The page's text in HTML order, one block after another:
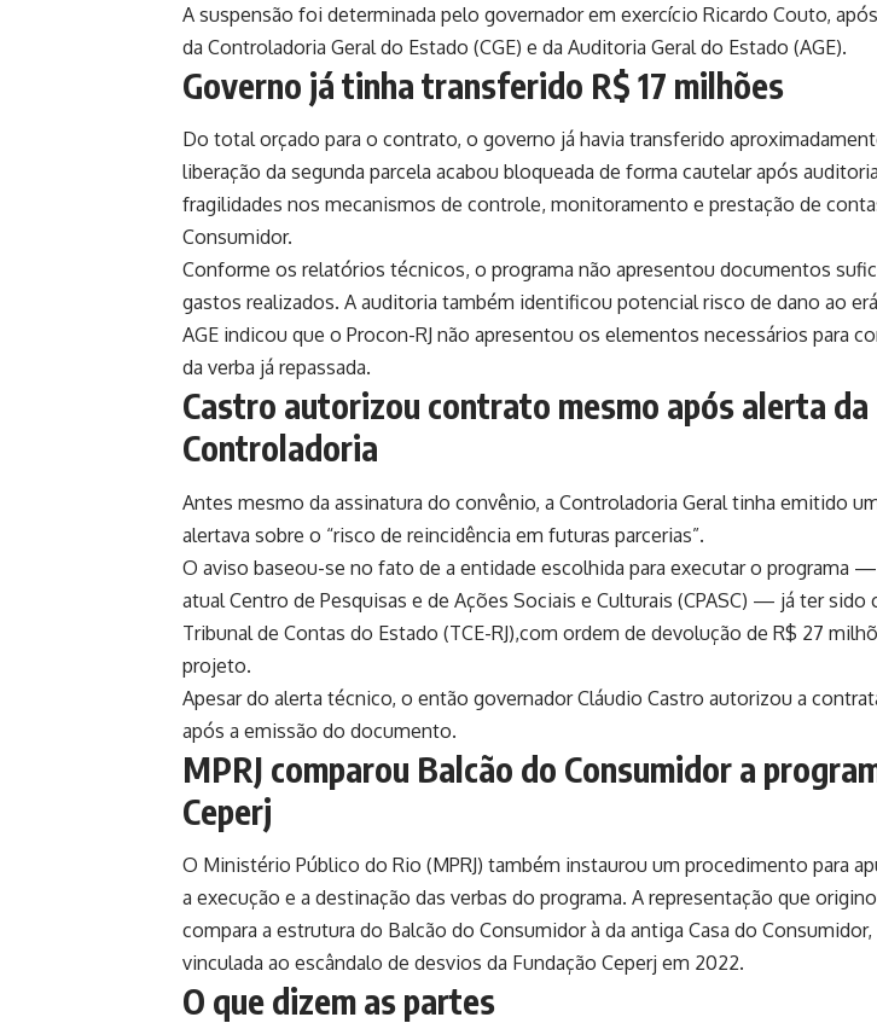
A suspensão foi determinada pelo governador em exercício Ricardo Couto,
da Controladoria Geral do Estado (CGE) e da Auditoria Geral do Estado (AGE).
Governo já tinha transferido R$ 17 milhões
Do total orçado para o contrato, o governo já havia transferido
liberação da segunda parcela acabou bloqueada de forma cautelar após
fragilidades nos mecanismos de controle, monitoramento e prestação de
Consumidor.
Conforme os relatórios técnicos, o programa não apresentou documentos
gastos realizados. A auditoria também identificou potencial risco de dano ao
AGE indicou que o Procon-RJ não apresentou os elementos necessários para
da verba já repassada.
Castro autorizou contrato mesmo após alerta da
Controladoria
Antes mesmo da assinatura do convênio, a Controladoria Geral tinha emitido
alertava sobre o “risco de reincidência em futuras parcerias”.
O aviso baseou-se no fato de a entidade escolhida para executar o programa
atual Centro de Pesquisas e de Ações Sociais e Culturais (CPASC) — já ter sido
Tribunal de Contas do Estado (TCE-RJ),com ordem de devolução de R$ 27
projeto.
Apesar do alerta técnico, o então governador Cláudio Castro autorizou a
após a emissão do documento.
MPRJ comparou Balcão do Consumidor a
Ceperj
O Ministério Público do Rio (MPRJ) também instaurou um procedimento para
a execução e a destinação das verbas do programa. A representação que
compara a estrutura do Balcão do Consumidor à da antiga Casa do
vinculada ao escândalo de desvios da Fundação Ceperj em 2022.
O que dizem as partes